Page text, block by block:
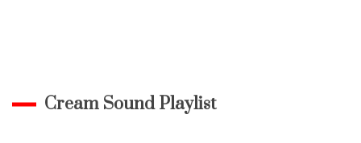
Cream Sound Playlist